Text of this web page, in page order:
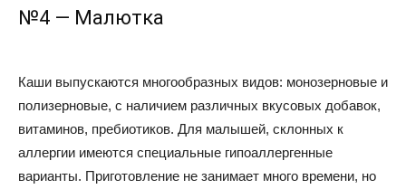
№4 — Малютка
Каши выпускаются многообразных видов: монозерновые и
полизерновые, с наличием различных вкусовых добавок,
витаминов, пребиотиков. Для малышей, склонных к
аллергии имеются специальные гипоаллергенные
варианты. Приготовление не занимает много времени, но